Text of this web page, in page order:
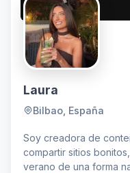
Laura
Bilbao, España
Soy creadora de
compartir sitios
verano de una forma